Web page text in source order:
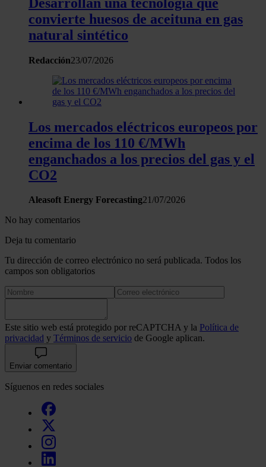
convierte huesos de aceituna en gas
natural sintético
Redacción23/07/2026
Los mercados eléctricos europeos por
encima de los 110 €/MWh
enganchados a los precios del gas y el
CO2
Aleasoft Energy Forecasting21/07/2026
No hay comentarios
Deja tu comentario
Tu dirección de correo electrónico no será publicada. Todos los
campos son obligatorios
Este sitio web está protegido por reCAPTCHA y la Política de
privacidad y Términos de servicio de Google aplican.
Enviar comentario
Síguenos en redes sociales